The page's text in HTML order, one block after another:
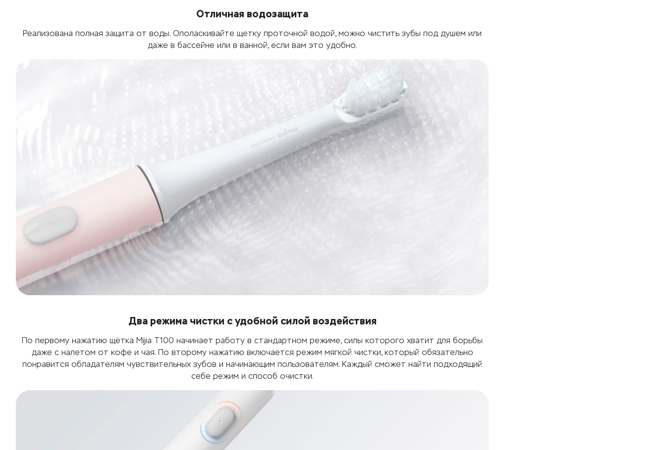
Отличная водозащита
Реализована полная защита от воды. Ополаскивайте щетку проточной водой, можно чистить зубы под душем или
даже в бассейне или в ванной, если вам это удобно.
Два режима чистки с удобной силой воздействия
По первому нажатию щётка Mijia T100 начинает работу в стандартном режиме, силы которого хватит для борьбы
даже с налетом от кофе и чая. По второму нажатию включается режим мягкой чистки, который обязательно
понравится обладателям чувствительных зубов и начинающим пользователям. Каждый сможет найти подходящий
себе режим и способ очистки.